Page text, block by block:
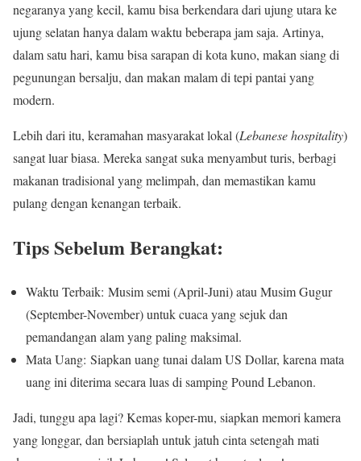
negaranya yang kecil, kamu bisa berkendara dari ujung utara ke
ujung selatan hanya dalam waktu beberapa jam saja. Artinya,
dalam satu hari, kamu bisa sarapan di kota kuno, makan siang di
pegunungan bersalju, dan makan malam di tepi pantai yang
modern.
Lebih dari itu, keramahan masyarakat lokal (Lebanese hospitality)
sangat luar biasa. Mereka sangat suka menyambut turis, berbagi
makanan tradisional yang melimpah, dan memastikan kamu
pulang dengan kenangan terbaik.
Tips Sebelum Berangkat:
Waktu Terbaik: Musim semi (April-Juni) atau Musim Gugur
(September-November) untuk cuaca yang sejuk dan
pemandangan alam yang paling maksimal.
Mata Uang: Siapkan uang tunai dalam US Dollar, karena mata
uang ini diterima secara luas di samping Pound Lebanon.
Jadi, tunggu apa lagi? Kemas koper-mu, siapkan memori kamera
yang longgar, dan bersiaplah untuk jatuh cinta setengah mati